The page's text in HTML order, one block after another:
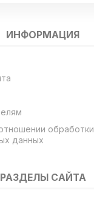
ИНФОРМАЦИЯ
обработки
данных
РАЗДЕЛЫ САЙТА